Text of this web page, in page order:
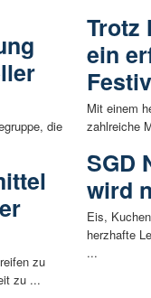
die
zu
zu ...
Trotz
ein
Mit einem
zahlreiche
SGD
wird
Eis,
herzhafte
...